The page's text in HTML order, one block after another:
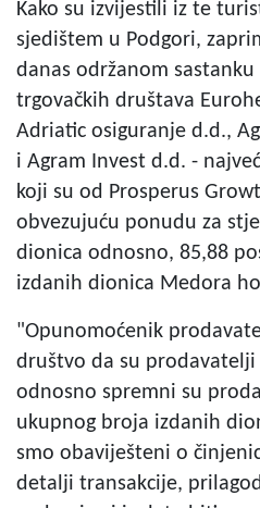
Kako su izvijestili iz te
sjedištem u Podgori,
danas održanom
trgovačkih društava
Adriatic osiguranje d.d.,
i Agram Invest d.d. -
koji su od Prosperus
obvezujuću ponudu za
dionica odnosno, 85,88
izdanih dionica Medora
"Opunomoćenik
društvo da su
odnosno spremni su
ukupnog broja izdanih
smo obaviješteni o
detalji transakcije,